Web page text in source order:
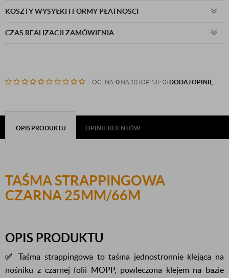
KOSZTY WYSYŁKI I FORMY PŁATNOŚCI
CZAS REALIZACJI ZAMÓWIENIA
OCENA: 0 NA 10 (OPINII: 0) DODAJ OPINIĘ
OPIS PRODUKTU OPINIE KLIENTÓW
TAŚMA STRAPPINGOWA
CZARNA 25MM/66M
OPIS PRODUKTU
✅Taśma strappingowa to taśma jednostronnie klejąca na
nośniku z czarnej folii MOPP, powleczona klejem na bazie